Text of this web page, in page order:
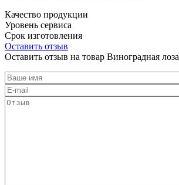
Качество продукции
Уровень сервиса
Срок изготовления
Оставить отзыв
Оставить отзыв на товар Виноградная лоза